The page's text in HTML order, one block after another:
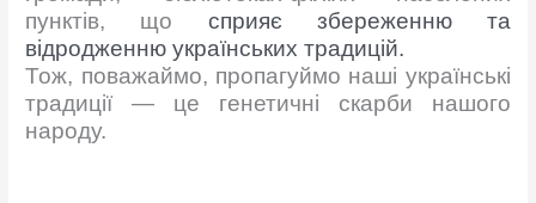
пунктів, що сприяє збереженню та
відродженню українських традицій.
Тож, поважаймо, пропагуймо наші українські
традиції — це генетичні скарби нашого
народу.